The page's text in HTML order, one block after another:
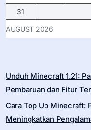
AUGUST 2026
31
Unduh Minecraft 1.21:
Pembaruan dan Fitur
Cara Top Up Minecraft:
Meningkatkan